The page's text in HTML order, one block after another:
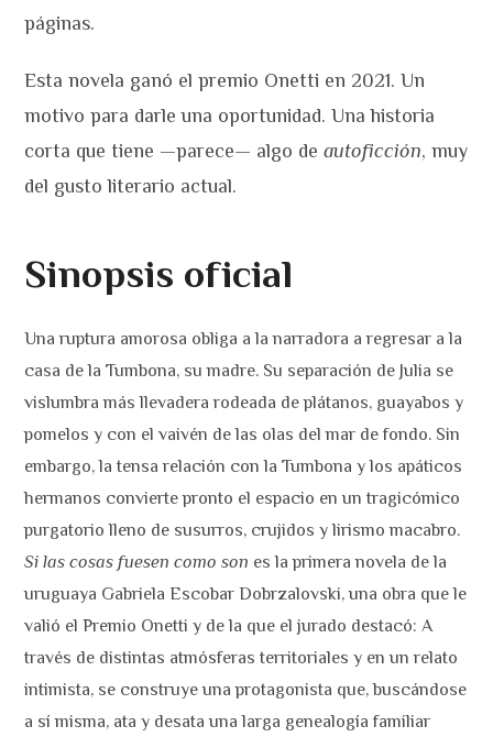
páginas.
Esta novela ganó el premio Onetti en 2021. Un
motivo para darle una oportunidad. Una historia
corta que tiene —parece— algo deautoficción, muy
del gusto literario actual.
Sinopsis oficial
Una ruptura amorosa obliga a la narradora a regresar a la
casa de la Tumbona, su madre. Su separación de Julia se
vislumbra más llevadera rodeada de plátanos, guayabos y
pomelos y con el vaivén de las olas del mar de fondo. Sin
embargo, la tensa relación con la Tumbona y los apáticos
hermanos convierte pronto el espacio en un tragicómico
purgatorio lleno de susurros, crujidos y lirismo macabro.
Si las cosas fuesen como son es la primera novela de la
uruguaya Gabriela Escobar Dobrzalovski, una obra que le
valió el Premio Onetti y de la que el jurado destacó: A
través de distintas atmósferas territoriales y en un relato
intimista, se construye una protagonista que, buscándose
a sí misma, ata y desata una larga genealogía familiar